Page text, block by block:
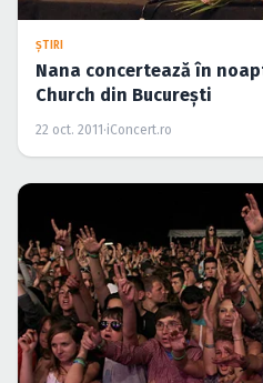
ŞTIRI
Nana concertează în
Church din Bucureşti
22 oct. 2011·iConcert.ro